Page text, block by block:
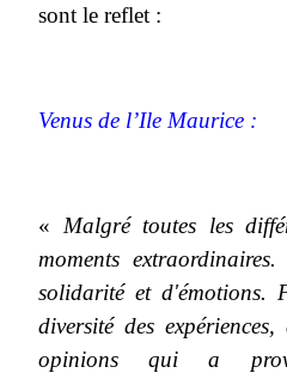
sont le reflet :
Venus de l’Ile Maurice :
« Malgré toutes les
moments
solidarité et d'émotions.
diversité des
opinions qui a